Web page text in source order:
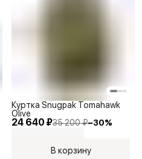
24 640 ₽35 200 ₽−30%
Куртка Snugpak Tomahawk
Olive
В корзину